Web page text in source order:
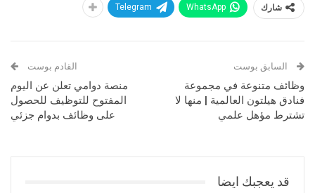
شارك WhatsApp
Telegram
السابق بوست
وظائف متنوعة في مجموعة
فنادق هيلتون العالمية | منها لا
تشترط مؤهل علمي
القادم بوست
منصة دوامي تعلن عن اليوم
المفتوح للتوظيف للحصول
على وظائف بدوام جزئي
قد يعجبك ايضا